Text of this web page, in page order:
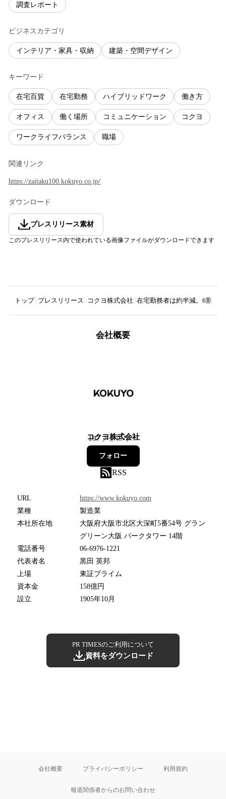
調査レポート
ビジネスカテゴリ
インテリア・家具・収納 建築・空間デザイン
キーワード
在宅百貨 在宅勤務 ハイブリッドワーク 働き方
オフィス 働く場所 コミュニケーション コクヨ
ワークライフバランス 職場
関連リンク
https://zaitaku100.kokuyo.co.jp/
ダウンロード
プレスリリース素材
このプレスリリース内で使われている画像ファイルがダウンロードできます
トップ プレスリリース コクヨ株式会社 在宅勤務者は約半減。6割以
会社概要
コクヨ株式会社
197フォロワー
フォロー
RSS
URL
https://www.kokuyo.com
業種
製造業
本社所在地
大阪府大阪市北区大深町5番54号 グラン
グリーン大阪 パークタワー 14階
電話番号
06-6976-1221
代表者名
黒田 英邦
上場
東証プライム
資本金
158億円
設立
1905年10月
PR TIMESのご利用について
資料をダウンロード
会社概要 プライバシーポリシー 利用規約
報道関係者からのお問い合わせ